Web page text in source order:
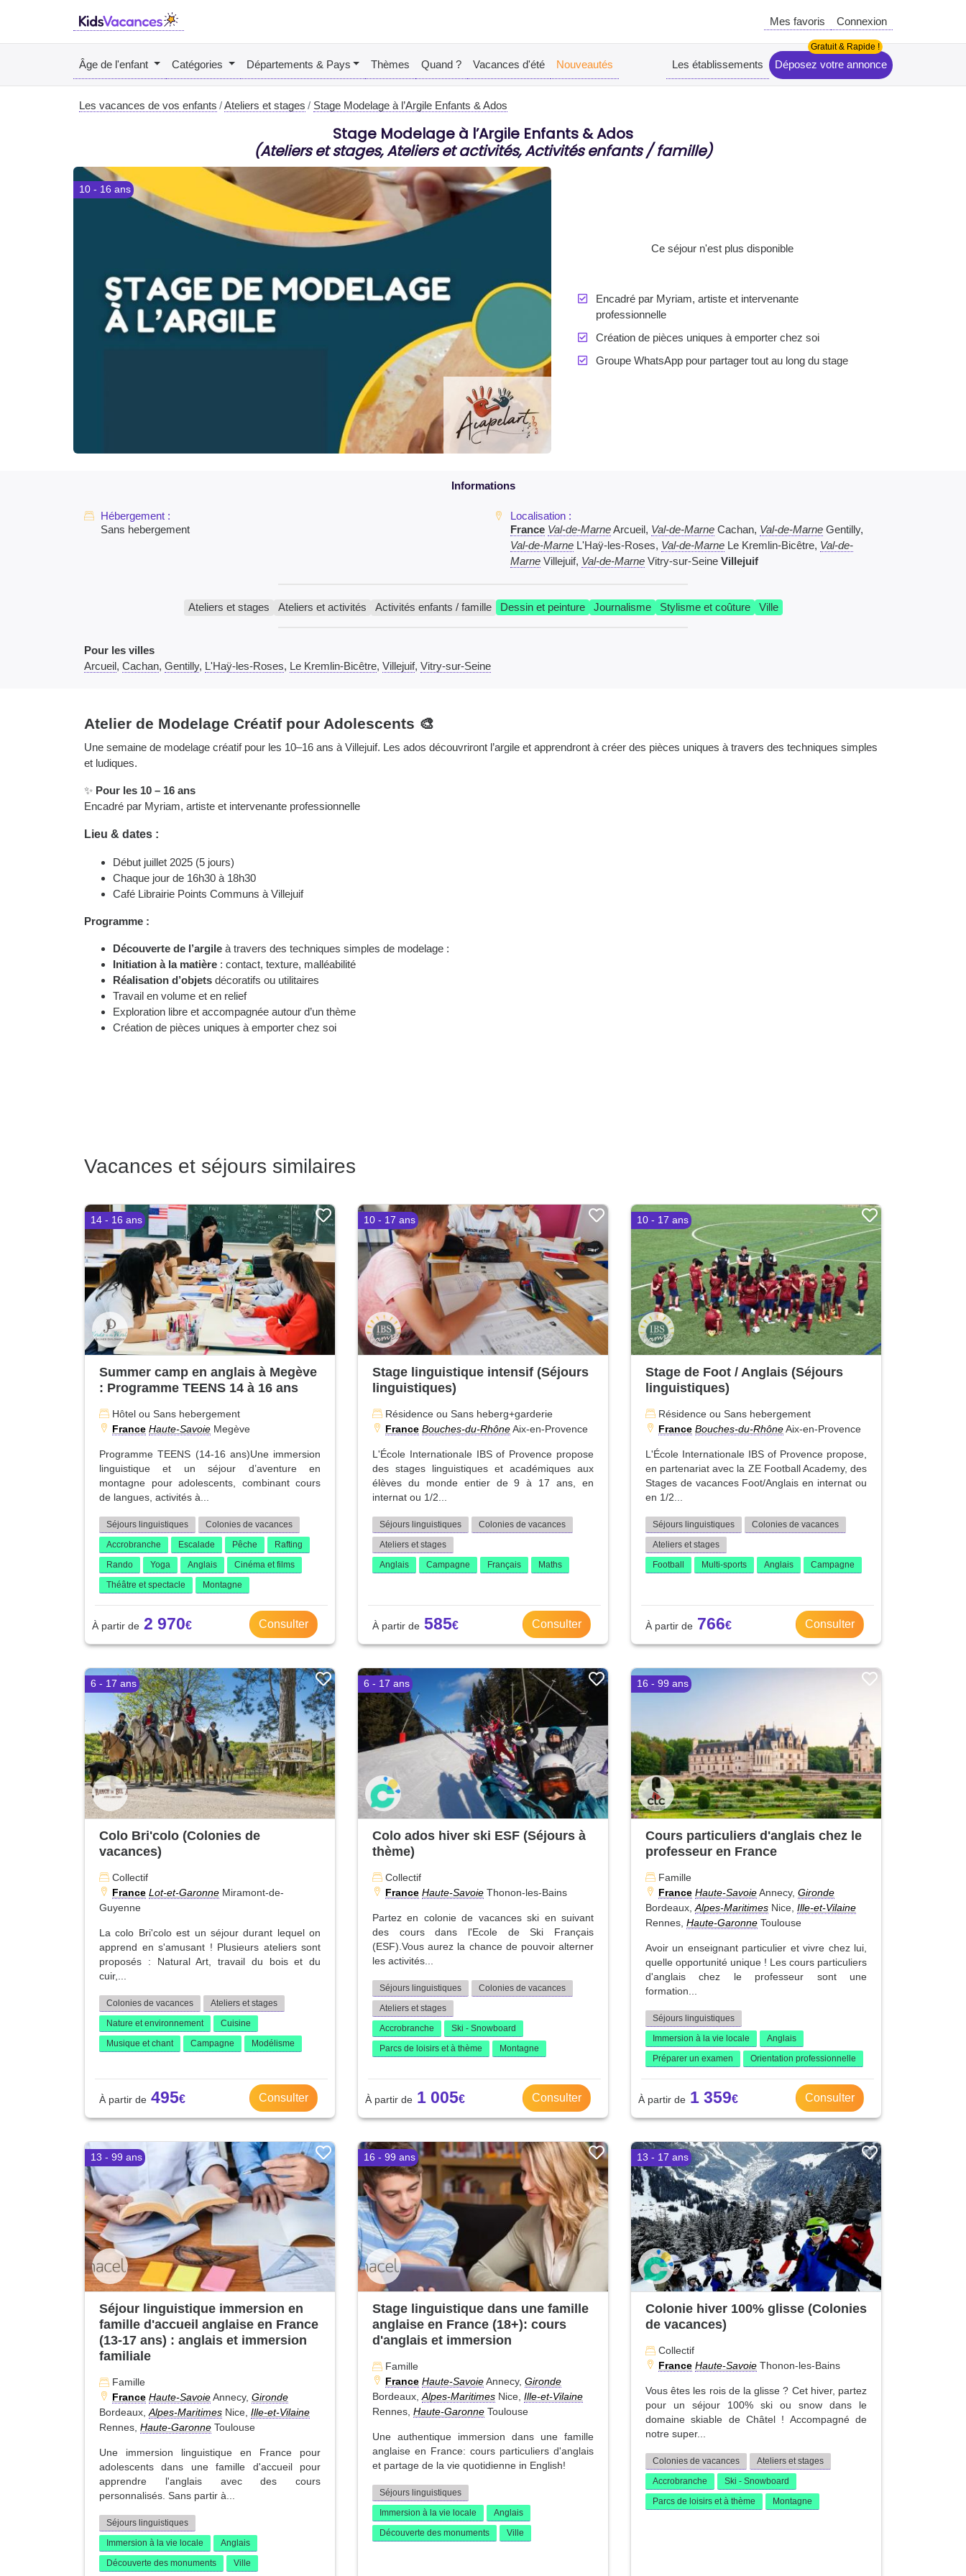
Mes favoris Connexion
Âge de l'enfant Catégories Départements & Pays Thèmes Quand ? Vacances d'été Nouveautés Les établissements Déposez votre annonce
Les vacances de vos enfants Ateliers et stages Stage Modelage à l’Argile Enfants & Ados
Stage Modelage à l’Argile Enfants & Ados
(Ateliers et stages, Ateliers et activités, Activités enfants / famille)
10 - 16 ans
Ce séjour n'est plus disponible
Encadré par Myriam, artiste et intervenante
professionnelle
Création de pièces uniques à emporter chez soi
Groupe WhatsApp pour partager tout au long du stage
Sans hebergement France Val-de-MarneArcueil, Val-de-Marne Cachan, Val-de-Marne Gentilly,
Val-de-Marne L'Haÿ-les-Roses, Val-de-Marne Le Kremlin-Bicêtre, Val-de-
Marne Villejuif, Val-de-Marne Vitry-sur-Seine Villejuif
Ateliers et stages Ateliers et activités Activités enfants / famille Dessin et peinture Journalisme Stylisme et coûture Ville
Pour les villes
Arcueil, Cachan, Gentilly, L'Haÿ-les-Roses, Le Kremlin-Bicêtre, Villejuif, Vitry-sur-Seine
Atelier de Modelage Créatif pour Adolescents 🎨
Une semaine de modelage créatif pour les 10–16 ans à Villejuif. Les ados découvriront l’argile et apprendront à créer des pièces uniques à travers des techniques simples
et ludiques.
✨ Pour les 10 – 16 ans
Encadré par Myriam, artiste et intervenante professionnelle
Lieu & dates :
Début juillet 2025 (5 jours)
Chaque jour de 16h30 à 18h30
Café Librairie Points Communs à Villejuif
Programme :
Découverte de l’argile à travers des techniques simples de modelage :
Initiation à la matière : contact, texture, malléabilité
Réalisation d’objets décoratifs ou utilitaires
Travail en volume et en relief
Exploration libre et accompagnée autour d’un thème
Création de pièces uniques à emporter chez soi
Vacances et séjours similaires
14 - 16 ans
Summer camp en anglais à Megève
: Programme TEENS 14 à 16 ans
Hôtel ou Sans hebergement
France Haute-Savoie Megève
Programme TEENS (14-16 ans)Une immersion
linguistique et un séjour d’aventure en
montagne pour adolescents, combinant cours
de langues, activités à...
Séjours linguistiques
Colonies de vacances
Accrobranche
Escalade Pêche
Rafting
Rando
Yoga Anglais
Cinéma et films
Théâtre et spectacle
Montagne
2 970 Consulter
10 - 17 ans
Stage linguistique intensif (Séjours
linguistiques)
Résidence ou Sans heberg+garderie
France Bouches-du-RhôneAix-en-Provence
L'École Internationale IBS of Provence propose
des stages linguistiques et académiques aux
élèves du monde entier de 9 à 17 ans, en
internat ou 1/2...
Séjours linguistiques
Colonies de vacances
Ateliers et stages
Anglais
Campagne Français Maths
585 Consulter
10 - 17 ans
Stage de Foot / Anglais (Séjours
linguistiques)
Résidence ou Sans hebergement
France Bouches-du-RhôneAix-en-Provence
L'École Internationale IBS of Provence propose,
en partenariat avec la ZE Football Academy, des
Stages de vacances Foot/Anglais en internat ou
en 1/2...
Séjours linguistiques
Colonies de vacances
Ateliers et stages
Football
Multi-sports Anglais Campagne
766 Consulter
6 - 17 ans
Colo Bri'colo (Colonies de
vacances)
Collectif
France Lot-et-Garonne Miramont-de-
Guyenne
La colo Bri'colo est un séjour durant lequel on
apprend en s'amusant ! Plusieurs ateliers sont
proposés : Natural Art, travail du bois et du
cuir,...
Colonies de vacances
Ateliers et stages
Nature et environnement
Cuisine
Musique et chant
Campagne Modélisme
495 Consulter
6 - 17 ans
Colo ados hiver ski ESF (Séjours à
thème)
Collectif
France Haute-Savoie Thonon-les-Bains
Partez en colonie de vacances ski en suivant
des cours dans l'Ecole de Ski Français
(ESF).Vous aurez la chance de pouvoir alterner
les activités...
Séjours linguistiques
Colonies de vacances
Ateliers et stages
Accrobranche
Ski - Snowboard
Parcs de loisirs et à thème
Montagne
1 005 Consulter
16 - 99 ans
Cours particuliers d'anglais chez le
professeur en France
Famille
France Haute-SavoieAnnecy, Gironde
Bordeaux, Alpes-Maritimes Nice, Ille-et-Vilaine
Rennes, Haute-Garonne Toulouse
Avoir un enseignant particulier et vivre chez lui,
quelle opportunité unique ! Les cours particuliers
d'anglais chez le professeur sont une
formation...
Séjours linguistiques
Immersion à la vie locale
Anglais
Préparer un examen
Orientation professionnelle
1 359 Consulter
13 - 99 ans
Séjour linguistique immersion en
famille d'accueil anglaise en France
(13-17 ans) : anglais et immersion
familiale
Famille
France Haute-SavoieAnnecy, Gironde
Bordeaux,Alpes-Maritimes Nice, Ille-et-Vilaine
Rennes, Haute-Garonne Toulouse
Une immersion linguistique en France pour
adolescents dans une famille d'accueil pour
apprendre l'anglais avec des cours
personnalisés. Sans partir à...
Séjours linguistiques
Immersion à la vie locale
Anglais
Découverte des monuments
Ville
16 - 99 ans
Stage linguistique dans une famille
anglaise en France (18+): cours
d'anglais et immersion
Famille
France Haute-SavoieAnnecy, Gironde
Bordeaux,Alpes-Maritimes Nice, Ille-et-Vilaine
Rennes, Haute-Garonne Toulouse
Une authentique immersion dans une famille
anglaise en France: cours particuliers d'anglais
et partage de la vie quotidienne in English!
Séjours linguistiques
Immersion à la vie locale
Anglais
Découverte des monuments
Ville
13 - 17 ans
Colonie hiver 100% glisse (Colonies
de vacances)
Collectif
France Haute-Savoie Thonon-les-Bains
Vous êtes les rois de la glisse ? Cet hiver, partez
pour un séjour 100% ski ou snow dans le
domaine skiable de Châtel ! Accompagné de
notre super...
Colonies de vacances
Ateliers et stages
Accrobranche
Ski - Snowboard
Parcs de loisirs et à thème
Montagne